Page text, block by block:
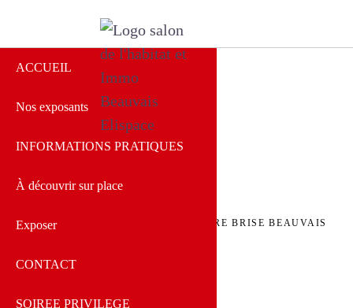
ACCUEIL
Nos exposants
INFORMATIONS PRATIQUES
À découvrir sur place
Exposer
CONTACT
SOIREE PRIVILEGE
Salon de l'Habitat
Beauvais
ACCUEIL 123 PARE BRISE BEAUVAIS
Admin